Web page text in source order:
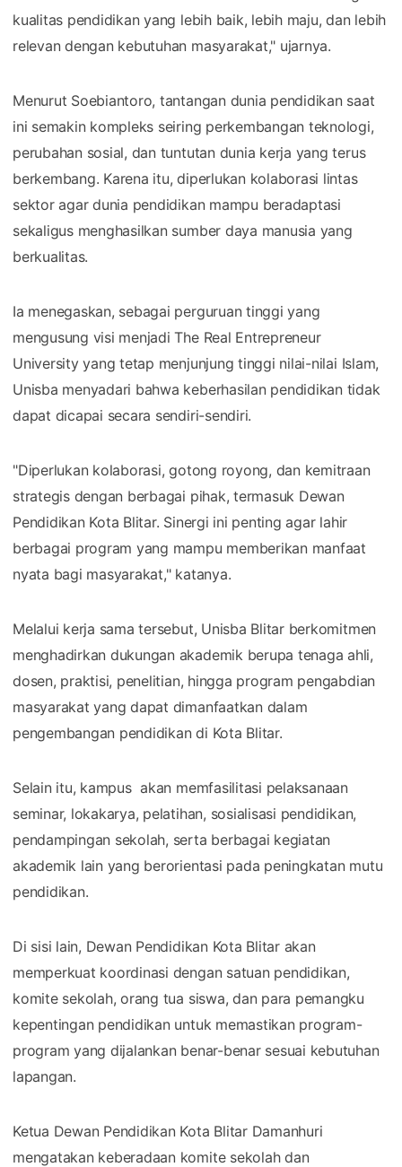
kualitas pendidikan yang lebih baik, lebih maju, dan lebih
relevan dengan kebutuhan masyarakat," ujarnya.
Menurut Soebiantoro, tantangan dunia pendidikan saat
ini semakin kompleks seiring perkembangan teknologi,
perubahan sosial, dan tuntutan dunia kerja yang terus
berkembang. Karena itu, diperlukan kolaborasi lintas
sektor agar dunia pendidikan mampu beradaptasi
sekaligus menghasilkan sumber daya manusia yang
berkualitas.
Ia menegaskan, sebagai perguruan tinggi yang
mengusung visi menjadi The Real Entrepreneur
University yang tetap menjunjung tinggi nilai-nilai Islam,
Unisba menyadari bahwa keberhasilan pendidikan tidak
dapat dicapai secara sendiri-sendiri.
"Diperlukan kolaborasi, gotong royong, dan kemitraan
strategis dengan berbagai pihak, termasuk Dewan
Pendidikan Kota Blitar. Sinergi ini penting agar lahir
berbagai program yang mampu memberikan manfaat
nyata bagi masyarakat," katanya.
Melalui kerja sama tersebut, Unisba Blitar berkomitmen
menghadirkan dukungan akademik berupa tenaga ahli,
dosen, praktisi, penelitian, hingga program pengabdian
masyarakat yang dapat dimanfaatkan dalam
pengembangan pendidikan di Kota Blitar.
Selain itu, kampus akan memfasilitasi pelaksanaan
seminar, lokakarya, pelatihan, sosialisasi pendidikan,
pendampingan sekolah, serta berbagai kegiatan
akademik lain yang berorientasi pada peningkatan mutu
pendidikan.
Di sisi lain, Dewan Pendidikan Kota Blitar akan
memperkuat koordinasi dengan satuan pendidikan,
komite sekolah, orang tua siswa, dan para pemangku
kepentingan pendidikan untuk memastikan program-
program yang dijalankan benar-benar sesuai kebutuhan
lapangan.
Ketua Dewan Pendidikan Kota Blitar Damanhuri
mengatakan keberadaan komite sekolah dan